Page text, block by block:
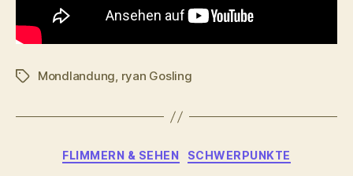
Schlagwörter
Mondlandung, ryan Gosling
Kategorien
FLIMMERN & SEHEN SCHWERPUNKTE